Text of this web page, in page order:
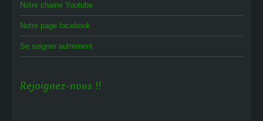
Notre chaine Youtube
Notre page facebook
Se soigner autrement
Rejoignez-nous !!